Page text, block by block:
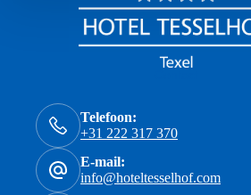
Telefoon:
+31 222 317 370
E-mail:
info@hoteltesselhof.com